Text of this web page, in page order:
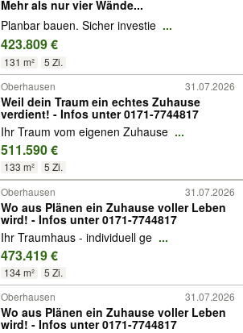
Mehr als nur vier Wände...
Planbar bauen. Sicher investie ...
423.809 €
131 m² 5 Zi.
Oberhausen 31.07.2026
Weil dein Traum ein echtes Zuhause
verdient! - Infos unter 0171-7744817
Ihr Traum vom eigenen Zuhause ...
511.590 €
133 m² 5 Zi.
Oberhausen 31.07.2026
Wo aus Plänen ein Zuhause voller Leben
wird! - Infos unter 0171-7744817
Ihr Traumhaus - individuell ge ...
473.419 €
134 m² 5 Zi.
Oberhausen 31.07.2026
Wo aus Plänen ein Zuhause voller Leben
wird! - Infos unter 0171-7744817